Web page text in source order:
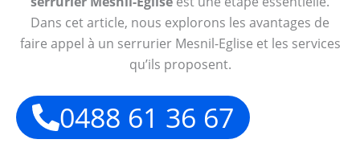
Dans cet article, nous explorons les avantages de
faire appel à un serrurier Mesnil-Eglise et les services
qu’ils proposent.
0488 61 36 67